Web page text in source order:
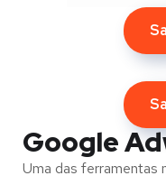
Google
Uma das ferramentas